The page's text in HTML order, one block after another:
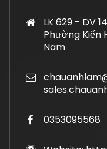
LK 629 - DV
Phường Kiến
Nam
0353095568